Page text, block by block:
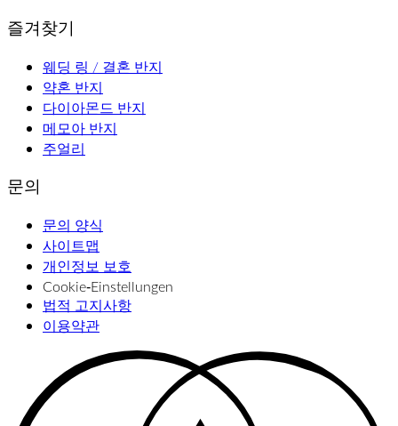
즐겨찾기
웨딩 링 / 결혼 반지
약혼 반지
다이아몬드 반지
메모아 반지
주얼리
문의
문의 양식
사이트맵
개인정보 보호
Cookie‑Einstellungen
법적 고지사항
이용약관